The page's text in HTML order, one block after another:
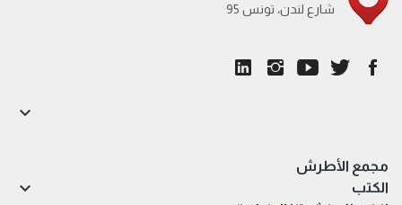
95 شارع لندن، تونس
مجمع الأطرش

الكتب 